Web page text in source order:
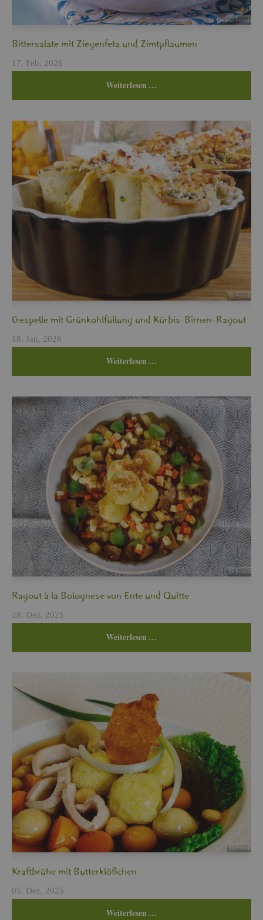
Bit­ter­sa­la­te mit Zie­gen­fe­ta und Zimt­pflau­men
17. Feb, 2026
Wei­ter­le­sen …
Cres­pel­le mit Grün­kohl­fül­lung und Kür­bis-Bir­nen-Ra­gout
18. Jan, 2026
Wei­ter­le­sen …
Ra­gout à la Bo­lo­gne­se von Ente und Quit­te
28. Dez, 2025
Wei­ter­le­sen …
Kraft­brü­he mit But­ter­klö­ßchen
05. Dez, 2025
Wei­ter­le­sen …